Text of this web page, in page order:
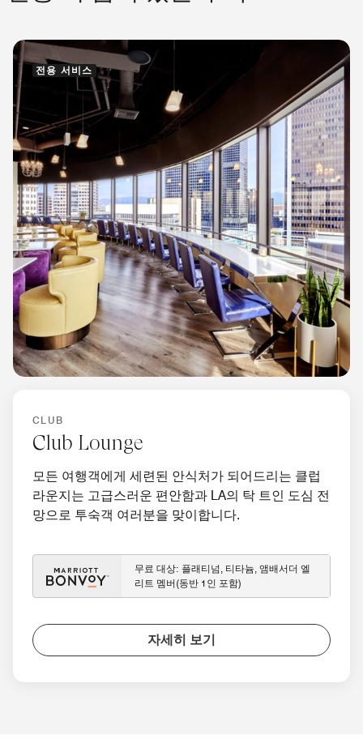
전용 서비스
CLUB
Club Lounge
모든 여행객에게 세련된 안식처가 되어드리는 클럽
라운지는 고급스러운 편안함과 LA의 탁 트인 도심 전
망으로 투숙객 여러분을 맞이합니다.
무료 대상: 플래티넘, 티타늄, 앰배서더 엘
리트 멤버(동반 1인 포함)
자세히 보기